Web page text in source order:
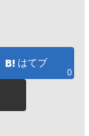
はてブ
0